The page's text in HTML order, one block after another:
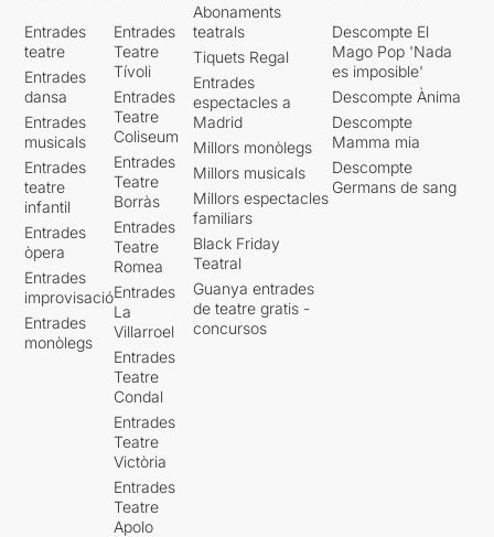
Entrades
teatre
Entrades
dansa
Entrades
musicals
Entrades
teatre
infantil
Entrades
òpera
Entrades
improvisació
Entrades
monòlegs
Entrades
Teatre
Tívoli
Entrades
Teatre
Coliseum
Entrades
Teatre
Borràs
Entrades
Teatre
Romea
Entrades
La
Villarroel
Entrades
Teatre
Condal
Entrades
Teatre
Victòria
Entrades
Teatre
Apolo
Abonaments
teatrals
Tiquets Regal
Entrades
espectacles a
Madrid
Millors monòlegs
Millors musicals
Millors espectacles
familiars
Black Friday
Teatral
Guanya entrades
de teatre gratis -
concursos
Descompte El
Mago Pop 'Nada
es imposible'
Descompte Ànima
Descompte
Mamma mia
Descompte
Germans de sang